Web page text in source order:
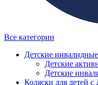
Все категории
Детские
Детские
Детские
Коляски для детей